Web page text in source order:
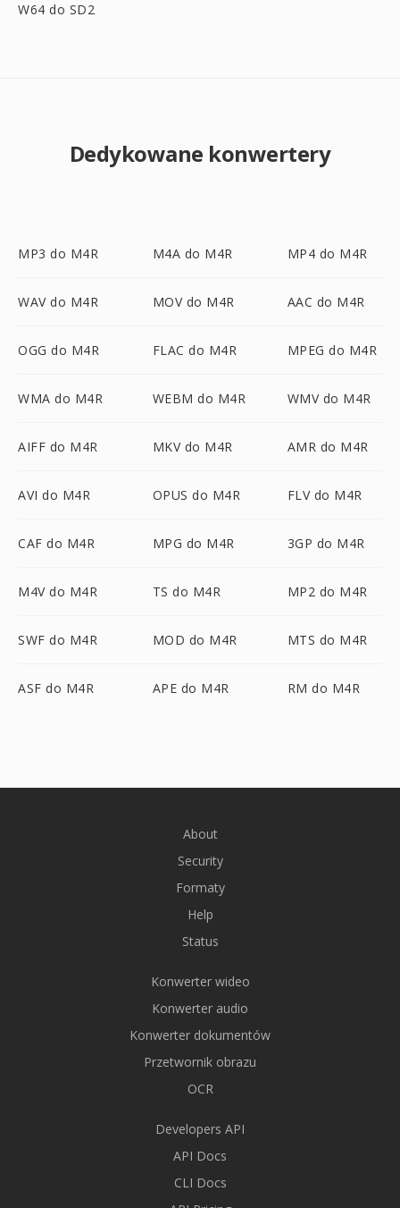
W64 do SD2
Dedykowane konwertery
MP3 do M4R M4A do M4R MP4 do M4R
WAV do M4R MOV do M4R AAC do M4R
OGG do M4R FLAC do M4R MPEG do M4R
WMA do M4R WEBM do M4R WMV do M4R
AIFF do M4R MKV do M4R AMR do M4R
AVI do M4R OPUS do M4R FLV do M4R
CAF do M4R MPG do M4R 3GP do M4R
M4V do M4R TS do M4R MP2 do M4R
SWF do M4R MOD do M4R MTS do M4R
ASF do M4R APE do M4R RM do M4R
About
Security
Formaty
Help
Status
Konwerter wideo
Konwerter audio
Konwerter dokumentów
Przetwornik obrazu
OCR
Developers API
API Docs
CLI Docs